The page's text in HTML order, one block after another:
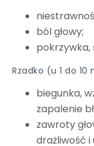
ból głowy;
pokrzywka,
Rzadko (u 1 do
biegunka,
zapalenie
zawroty
drażliwość i